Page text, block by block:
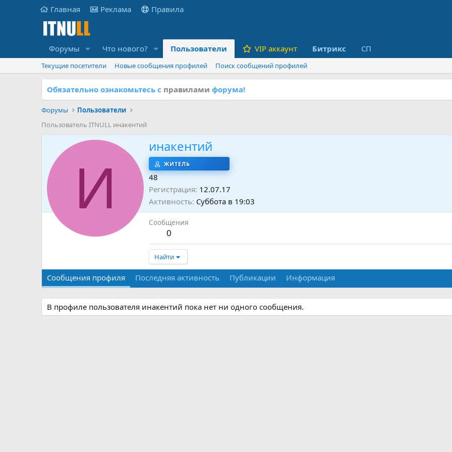
Главная Реклама Правила
Форумы Что нового? Пользователи VIP аккаунт Битрикс СП
Текущие посетители Новые сообщения профилей Поиск сообщений профилей
Обязательно ознакомьтесь с правилами форума!
Форумы
Пользователи
Пользователь ITNULL инакентий
И
инакентий
ЖИТЕЛЬ
48
Регистрация 12.07.17
Активность Суббота в 19:03
Сообщения
0
Найти
Сообщения профиля Последняя активность Публикации Информация
В профиле пользователя инакентий пока нет ни одного сообщения.